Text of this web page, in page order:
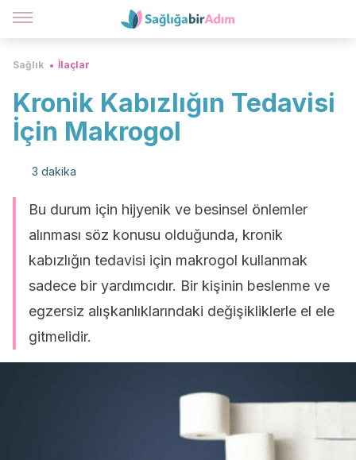
Sağlık İlaçlar
Kronik Kabızlığın Tedavisi
İçin Makrogol
3 dakika
Bu durum için hijyenik ve besinsel önlemler
alınması söz konusu olduğunda, kronik
kabızlığın tedavisi için makrogol kullanmak
sadece bir yardımcıdır. Bir kişinin beslenme ve
egzersiz alışkanlıklarındaki değişikliklerle el ele
gitmelidir.